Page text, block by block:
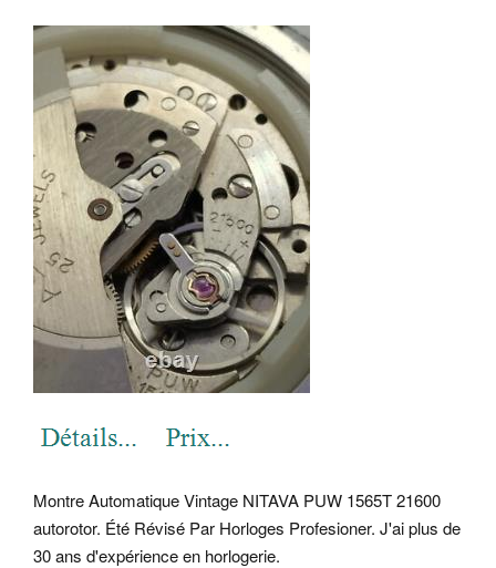
Montre Automatique Vintage NITAVA PUW 1565T 21600
autorotor. Été Révisé Par Horloges Profesioner. J'ai plus de
30 ans d'expérience en horlogerie.